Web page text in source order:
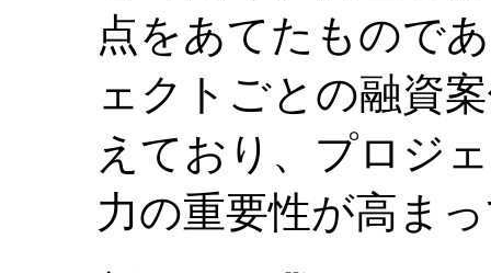
点をあてたもので
ェクトごとの融資
えており、プロジ
力の重要性が高ま